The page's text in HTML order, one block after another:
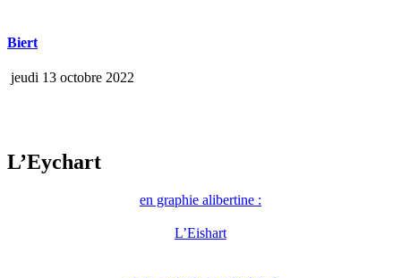
Biert
jeudi 13 octobre 2022
L’Eychart
en graphie alibertine :
L’Eishart